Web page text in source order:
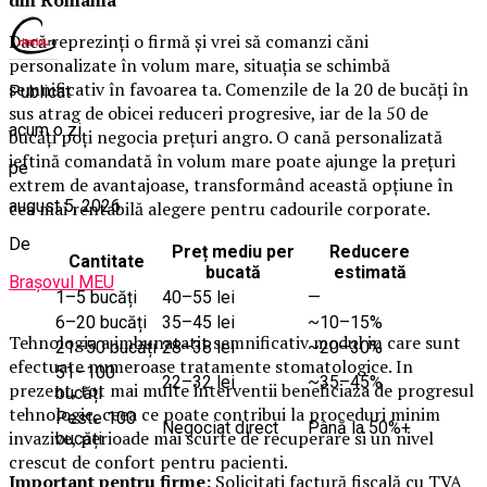
Dacă reprezinți o firmă și vrei să comanzi căni
personalizate în volum mare, situația se schimbă
semnificativ în favoarea ta. Comenzile de la 20 de bucăți în
sus atrag de obicei reduceri progresive, iar de la 50 de
bucăți poți negocia prețuri angro. O cană personalizată
ieftină comandată în volum mare poate ajunge la prețuri
extrem de avantajoase, transformând această opțiune în
cea mai rentabilă alegere pentru cadourile corporate.
Cantitate
Preț mediu per
bucată
Reducere
estimată
1–5 bucăți
40–55 lei
—
6–20 bucăți
35–45 lei
~10–15%
21–50 bucăți 28–38 lei
~20–30%
51–100
bucăți
22–32 lei
~35–45%
Peste 100
bucăți
Negociat direct Până la 50%+
Important pentru firme: Solicitați factură fiscală cu TVA
Publicat
acum o zi
pe
august 5, 2026
De
Brașovul MEU
Tehnologia a imbunatatit semnificativ modul in care sunt
efectuate numeroase tratamente stomatologice. In
prezent, tot mai multe interventii beneficiaza de progresul
tehnologic, ceea ce poate contribui la proceduri minim
invazive, perioade mai scurte de recuperare si un nivel
crescut de confort pentru pacienti.